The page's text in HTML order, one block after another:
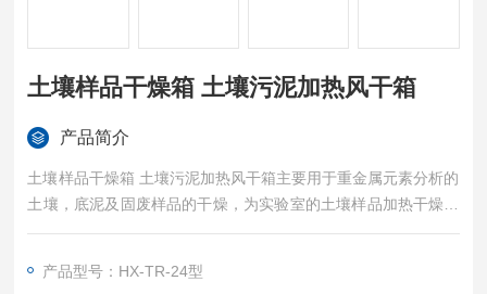
土壤样品干燥箱 土壤污泥加热风干箱
产品简介
土壤样品干燥箱 土壤污泥加热风干箱主要用于重金属元素分析的
土壤，底泥及固废样品的干燥，为实验室的土壤样品加热干燥，
是一款样品风干效率高的实验仪器，属于土壤分析前处理设备。
产品型号：HX-TR-24型